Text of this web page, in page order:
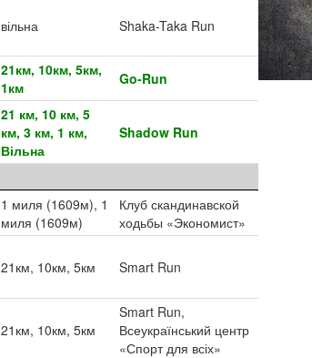
вільна Shaka-Taka Run
21км, 10км, 5км,
1км
Go-Run
21 км, 10 км, 5
км, 3 км, 1 км,
Вільна
Shadow Run
1 миля (1609м), 1
миля (1609м)
Клуб скандинавской
ходьбы «Экономист»
21км, 10км, 5км Smart Run
21км, 10км, 5км
Smart Run,
Всеукраїнський центр
«Спорт для всіх»